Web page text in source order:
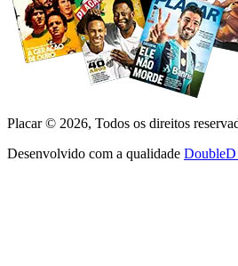
Placar © 2026, Todos os direitos
Desenvolvido com a qualidade DoubleD